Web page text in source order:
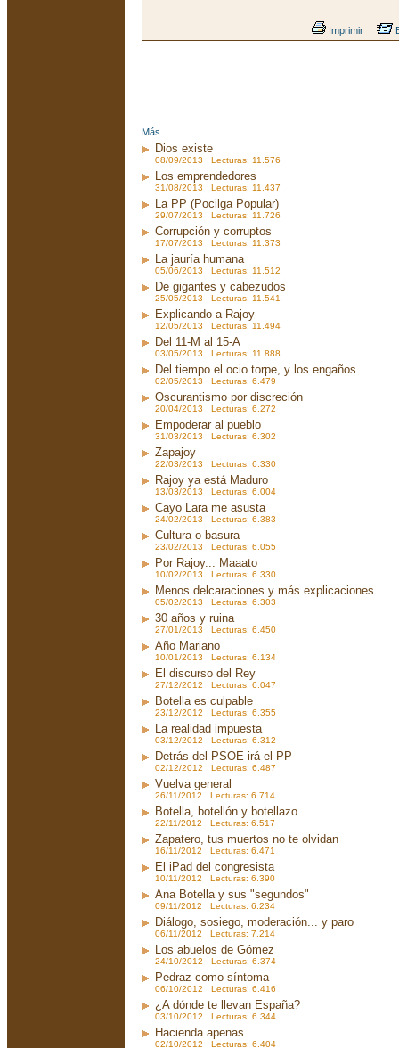
Imprimir
Más...
Dios existe
08/09/2013 Lecturas: 11.576
Los emprendedores
31/08/2013 Lecturas: 11.437
La PP (Pocilga Popular)
29/07/2013 Lecturas: 11.726
Corrupción y corruptos
17/07/2013 Lecturas: 11.373
La jauría humana
05/06/2013 Lecturas: 11.512
De gigantes y cabezudos
25/05/2013 Lecturas: 11.541
Explicando a Rajoy
12/05/2013 Lecturas: 11.494
Del 11-M al 15-A
03/05/2013 Lecturas: 11.888
Del tiempo el ocio torpe, y los engaños
02/05/2013 Lecturas: 6.479
Oscurantismo por discreción
20/04/2013 Lecturas: 6.272
Empoderar al pueblo
31/03/2013 Lecturas: 6.302
Zapajoy
22/03/2013 Lecturas: 6.330
Rajoy ya está Maduro
13/03/2013 Lecturas: 6.004
Cayo Lara me asusta
24/02/2013 Lecturas: 6.383
Cultura o basura
23/02/2013 Lecturas: 6.055
Por Rajoy... Maaato
10/02/2013 Lecturas: 6.330
Menos delcaraciones y más explicaciones
05/02/2013 Lecturas: 6.303
30 años y ruina
27/01/2013 Lecturas: 6.450
Año Mariano
10/01/2013 Lecturas: 6.134
El discurso del Rey
27/12/2012 Lecturas: 6.047
Botella es culpable
23/12/2012 Lecturas: 6.355
La realidad impuesta
03/12/2012 Lecturas: 6.312
Detrás del PSOE irá el PP
02/12/2012 Lecturas: 6.487
Vuelva general
26/11/2012 Lecturas: 6.714
Botella, botellón y botellazo
22/11/2012 Lecturas: 6.517
Zapatero, tus muertos no te olvidan
16/11/2012 Lecturas: 6.471
El iPad del congresista
10/11/2012 Lecturas: 6.390
Ana Botella y sus "segundos"
09/11/2012 Lecturas: 6.234
Diálogo, sosiego, moderación... y paro
06/11/2012 Lecturas: 7.214
Los abuelos de Gómez
24/10/2012 Lecturas: 6.374
Pedraz como síntoma
06/10/2012 Lecturas: 6.416
¿A dónde te llevan España?
03/10/2012 Lecturas: 6.344
Hacienda apenas
02/10/2012 Lecturas: 6.404